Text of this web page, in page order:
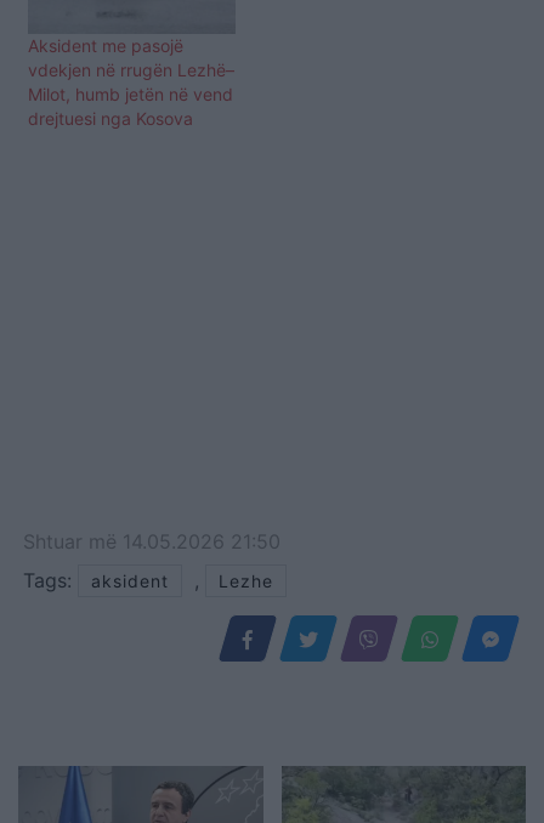
Aksident me pasojë
vdekjen në rrugën Lezhë–
Milot, humb jetën në vend
drejtuesi nga Kosova
Shtuar më 14.05.2026 21:50
Tags:
aksident , Lezhe